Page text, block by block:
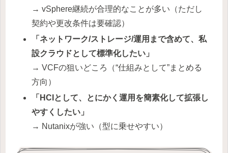
→ vSphere継続が合理的なことが多い（ただし
契約や更改条件は要確認）
「ネットワーク/ストレージ/運用まで含めて、私
設クラウドとして標準化したい」
→ VCFの狙いどころ（“仕組みとして”まとめる
方向）
「HCIとして、とにかく運用を簡素化して拡張し
やすくしたい」
→ Nutanixが強い（型に乗せやすい）